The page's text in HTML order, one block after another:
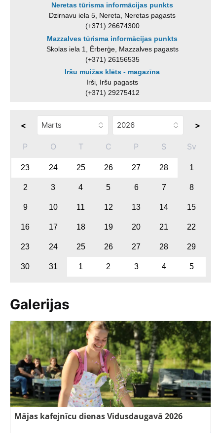
Neretas tūrisma informācijas punkts
Dzirnavu iela 5, Nereta, Neretas pagasts
(+371) 26674300
Mazzalves tūrisma informācijas punkts
Skolas iela 1, Ērberģe, Mazzalves pagasts
(+371) 26156535
Iršu muižas klēts - magazīna
Irši, Iršu pagasts
(+371) 29275412
< >
P O T C P S Sv
23 24 25 26 27 28 1
2 3 4 5 6 7 8
9 10 11 12 13 14 15
16 17 18 19 20 21 22
23 24 25 26 27 28 29
30 31 1 2 3 4 5
Galerijas
Mājas kafejnīcu dienas Vidusdaugavā 2026